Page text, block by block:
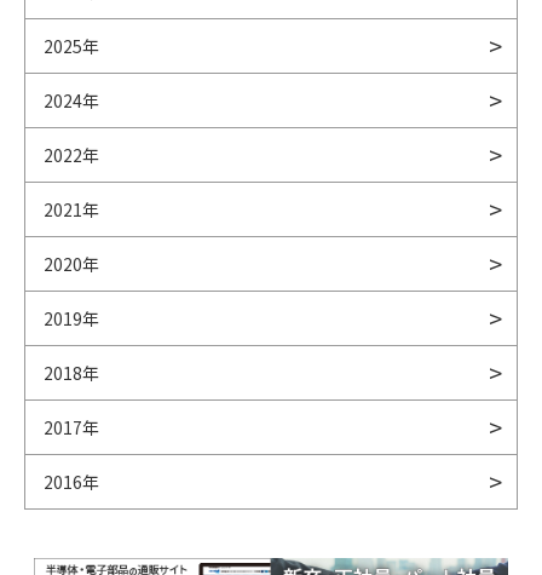
2025年
2024年
2022年
2021年
2020年
2019年
2018年
2017年
2016年